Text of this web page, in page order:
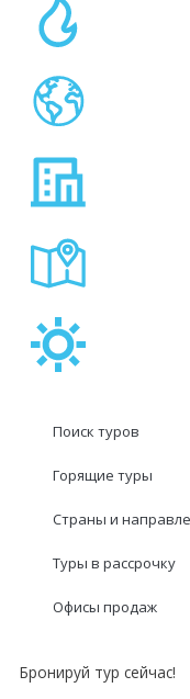
Поиск туров
Горящие туры
Страны и
Туры в рассрочку
Офисы продаж
Бронируй тур сейчас!